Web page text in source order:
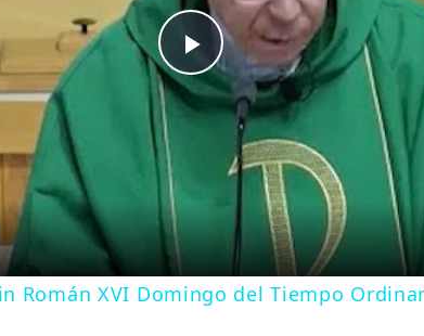
Play
Video
Román XVI Domingo del Tiempo